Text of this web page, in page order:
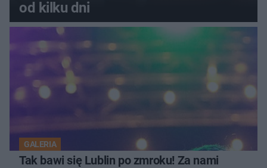
od kilku dni
GALERIA
Tak bawi się Lublin po zmroku! Za nami